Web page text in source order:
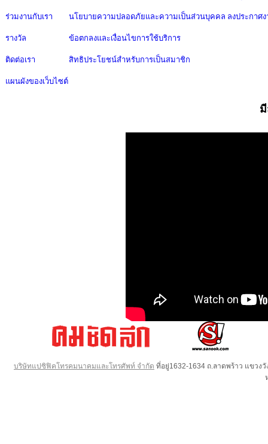
ร่วมงานกับเรา
รางวัล
ติดต่อเรา
แผนผังของเว็บไซต์
นโยบายความปลอดภัยและความเป็นส่วนบุคคล
ข้อตกลงและเงื่อนไขการใช้บริการ
สิทธิประโยชน์สำหรับการเป็นสมาชิก
ลงประกาศ
บริษัทแปซิฟิคโทรคมนาคมและโทรศัพท์ จำกัด ที่อยู่1632-1634 ถ.ลาดพร้าว แขวง